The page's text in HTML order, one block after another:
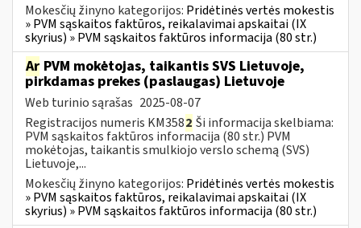
Mokesčių žinyno kategorijos: Pridėtinės vertės mokestis
» PVM sąskaitos faktūros, reikalavimai apskaitai (IX
skyrius) » PVM sąskaitos faktūros informacija (80 str.)
Ar PVM mokėtojas, taikantis SVS Lietuvoje,
pirkdamas prekes (paslaugas) Lietuvoje
Web turinio sąrašas 2025-08-07
Registracijos numeris KM3582 Ši informacija skelbiama:
PVM sąskaitos faktūros informacija (80 str.) PVM
mokėtojas, taikantis smulkiojo verslo schemą (SVS)
Lietuvoje,...
Mokesčių žinyno kategorijos: Pridėtinės vertės mokestis
» PVM sąskaitos faktūros, reikalavimai apskaitai (IX
skyrius) » PVM sąskaitos faktūros informacija (80 str.)